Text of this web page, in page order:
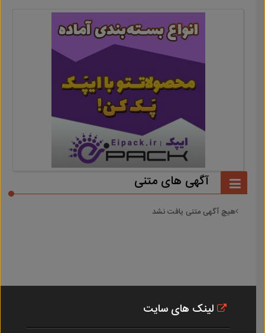
آگهی های متنی
هیچ آگهی متنی یافت نشد
لینک های سایت